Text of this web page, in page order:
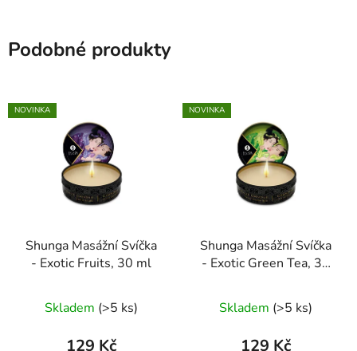
Podobné produkty
NOVINKA
Shunga Masážní Svíčka
- Exotic Fruits, 30 ml
Skladem (>5 ks)
129 Kč
NOVINKA
Shunga Masážní Svíčka
- Exotic Green Tea, 30
Skladem (>5 ks)
129 Kč